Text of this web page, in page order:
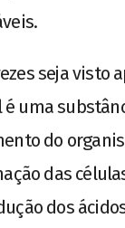
seja visto
é uma
do
das
dos